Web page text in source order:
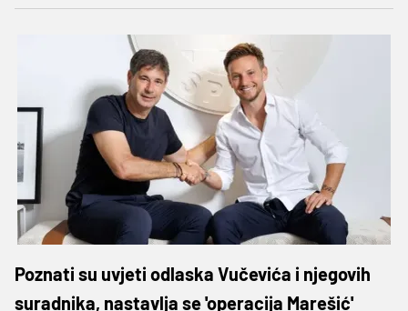
Poznati su uvjeti odlaska Vučevića i njegovih
suradnika, nastavlja se 'operacija Marešić'